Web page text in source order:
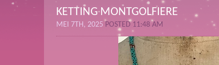
KETTING MONTGOLFIERE
MEI 7TH, 2025 POSTED 11:48 AM